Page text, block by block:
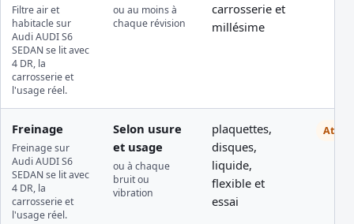
Filtre air et
habitacle sur
Audi AUDI S6
SEDAN se lit avec
4 DR, la
carrosserie et
l'usage réel.
ou au moins à
chaque révision
carrosserie et
millésime
Freinage
Freinage sur
Audi AUDI S6
SEDAN se lit avec
4 DR, la
carrosserie et
l'usage réel.
Selon usure
et usage
ou à chaque
bruit ou
vibration
plaquettes,
disques,
liquide,
flexible et
essai